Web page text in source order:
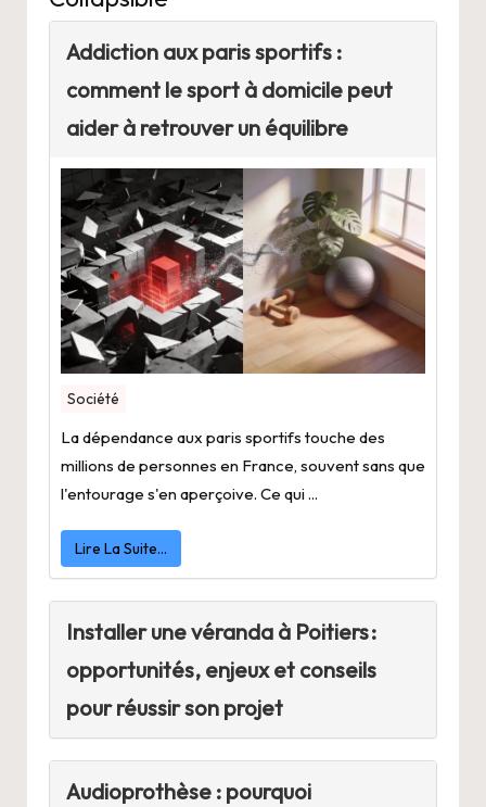
Addiction aux paris sportifs :
comment le sport à domicile peut
aider à retrouver un équilibre
Société
La dépendance aux paris sportifs touche des
millions de personnes en France, souvent sans que
l'entourage s'en aperçoive. Ce qui ...
Lire La Suite…
Installer une véranda à Poitiers :
opportunités, enjeux et conseils
pour réussir son projet
Audioprothèse : pourquoi